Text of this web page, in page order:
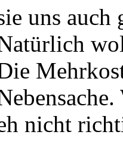
uns auch
nicht